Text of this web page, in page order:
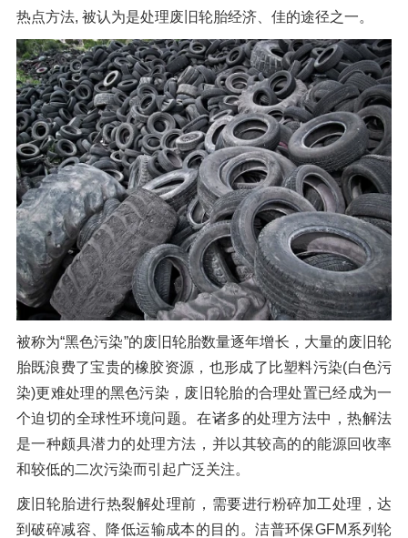
热点方法, 被认为是处理废旧轮胎经济、佳的途径之一。
被称为“黑色污染”的废旧轮胎数量逐年增长，大量的废旧轮
胎既浪费了宝贵的橡胶资源，也形成了比塑料污染(白色污
染)更难处理的黑色污染，废旧轮胎的合理处置已经成为一
个迫切的全球性环境问题。在诸多的处理方法中，热解法
是一种颇具潜力的处理方法，并以其较高的的能源回收率
和较低的二次污染而引起广泛关注。
废旧轮胎进行热裂解处理前，需要进行粉碎加工处理，达
到破碎减容、降低运输成本的目的。洁普环保GFM系列轮